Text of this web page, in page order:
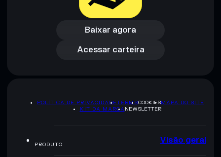
Baixar agora
Baixar agora
Acessar carteira
Acessar carteira
POLÍTICA DE PRIVACIDADETERMSCOOKIESMAPA DO SITE
KIT DA MARCA NEWSLETTER
PRODUTO Visão geral